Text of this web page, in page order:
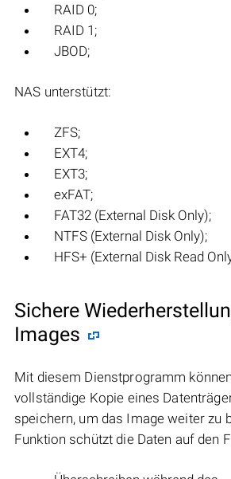
RAID 0;
RAID 1;
JBOD;
NAS unterstützt:
ZFS;
EXT4;
EXT3;
exFAT;
FAT32 (External Disk Only);
NTFS (External Disk Only);
HFS+ (External Disk Read
Sichere
Images
Mit diesem Dienstprogramm
vollständige Kopie eines
speichern, um das Image weiter zu
Funktion schützt die Daten auf den